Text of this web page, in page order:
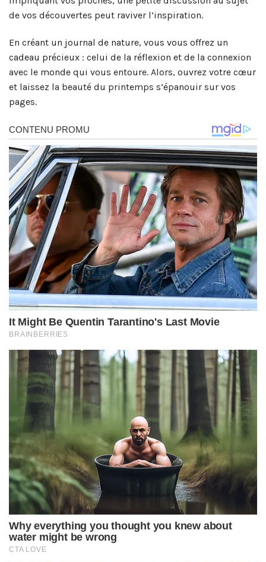
de vos découvertes peut raviver l’inspiration.
En créant un journal de nature, vous vous offrez un
cadeau précieux : celui de la réflexion et de la connexion
avec le monde qui vous entoure. Alors, ouvrez votre cœur
et laissez la beauté du printemps s’épanouir sur vos
pages.